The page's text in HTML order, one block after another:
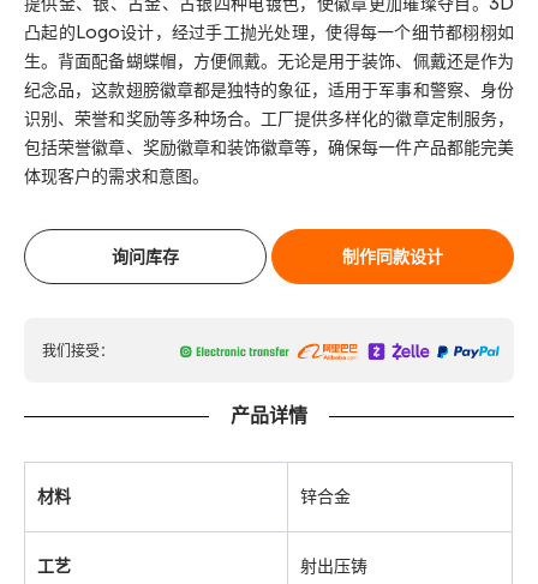
凸起的Logo设计，经过手工抛光处理，使得每一个细节都栩栩如
生。背面配备蝴蝶帽，方便佩戴。无论是用于装饰、佩戴还是作为
纪念品，这款翅膀徽章都是独特的象征，适用于军事和警察、身份
识别、荣誉和奖励等多种场合。工厂提供多样化的徽章定制服务，
包括荣誉徽章、奖励徽章和装饰徽章等，确保每一件产品都能完美
体现客户的需求和意图。
询问库存 制作同款设计
我们接受：
产品详情
材料 锌合金
工艺 射出压铸